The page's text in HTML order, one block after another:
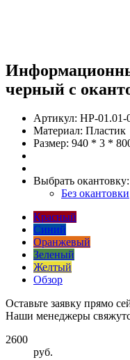
черный с
Артикул: НР-01.01-
Материал: Пластик
Размер: 940 * 3 *
Выбрать окантовку:
Без окантовки
Красный
Синий
Оранжевый
Зеленый
Желтый
Обзор
Оставьте заявку прямо
Наши менеджеры
2600
руб.